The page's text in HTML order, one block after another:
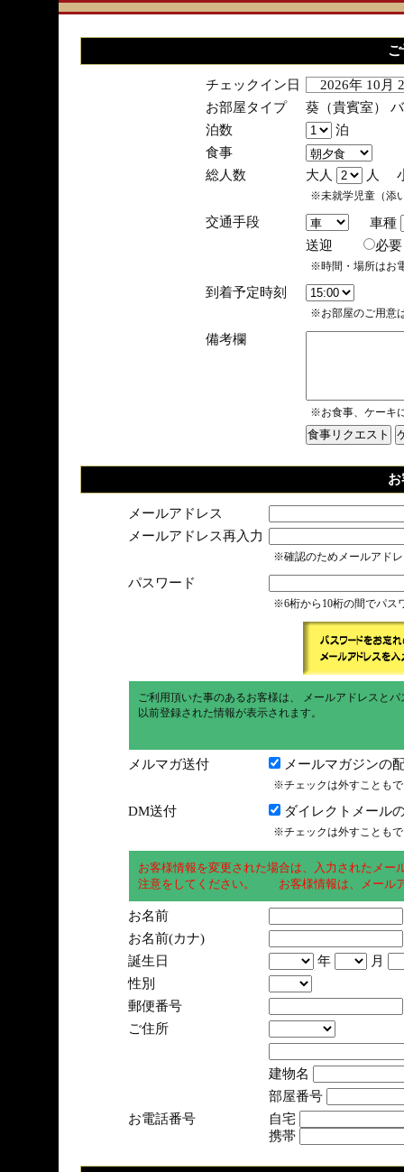
チェックイン日
2026年 10
お部屋タイプ
葵（貴賓室）
泊数
泊
食事
総人数
大人 人
※未就学児童（添
交通手段
車種
送迎
※時間・場所はお
到着予定時刻
※お部屋のご用意
備考欄
※お食事、ケーキ
メールアドレス
メールアドレス再入力
※確認のためメールアド
パスワード
※6桁から10桁の間でパス
ご利用頂いた事のあるお客様は、 メールアドレスと
以前登録された情報が表示されます。
メルマガ送付 メールマガジンの
※チェックは外すことも
DM送付 ダイレクトメール
※チェックは外すことも
お客様情報を変更された場合は、入力されたメ
注意をしてください。 お客様情報は、メール
お名前
お名前(カナ)
誕生日
年
月
性別
郵便番号
ご住所
建物名
部屋番号
お電話番号
自宅
携帯